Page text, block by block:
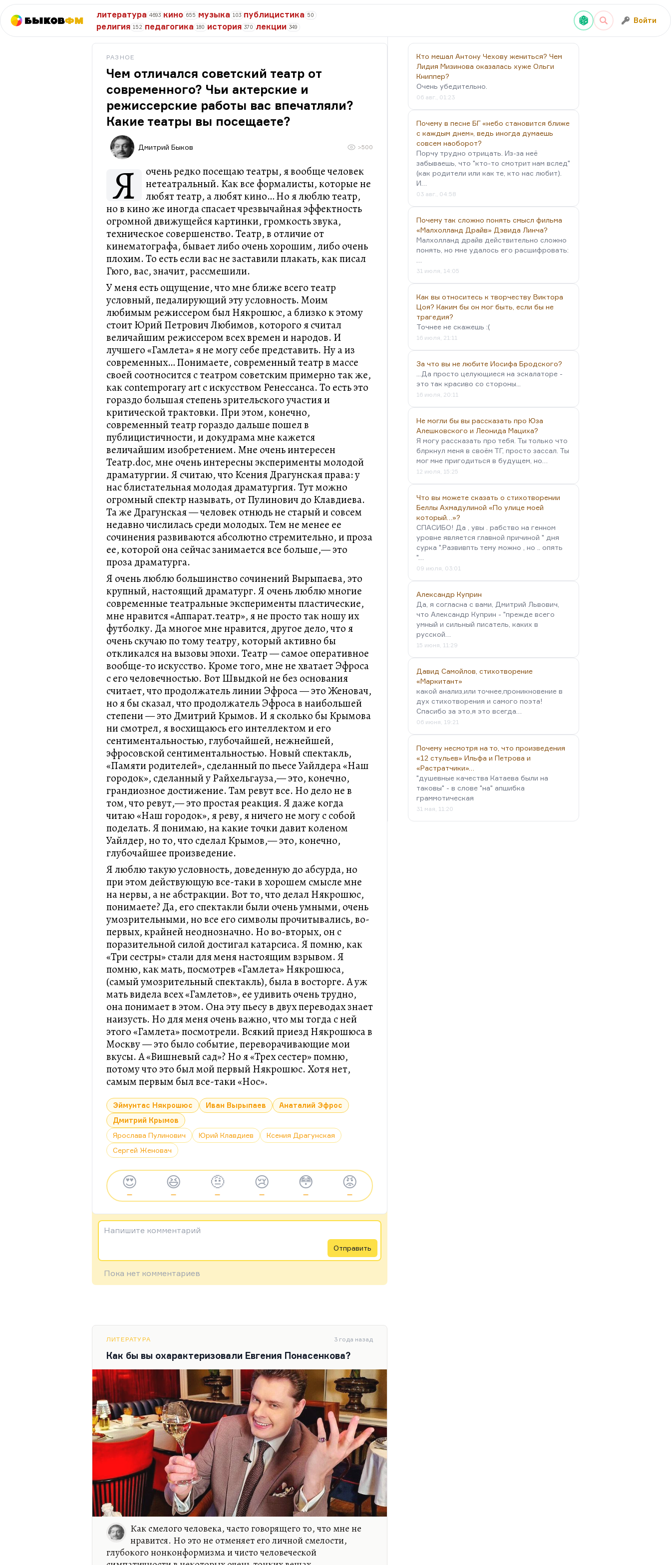
БыковФМ
литература 4693 кино 655 музыка 103 публицистика 50
религия 152 педагогика 180 история 370 лекции 349
Войти
РАЗНОЕ
Чем отличался советский театр от
современного? Чьи актерские и
режиссерские работы вас впечатляли?
Какие театры вы посещаете?
Дмитрий Быков >500
Я
очень редко посещаю театры, я вообще человек
нетеатральный. Как все формалисты, которые не
любят театр, а любят кино… Но я люблю театр,
но в кино же иногда спасает чрезвычайная эффектность
огромной движущейся картинки, громкость звука,
техническое совершенство. Театр, в отличие от
кинематографа, бывает либо очень хорошим, либо очень
плохим. То есть если вас не заставили плакать, как писал
Гюго, вас, значит, рассмешили.
У меня есть ощущение, что мне ближе всего театр
условный, педалирующий эту условность. Моим
любимым режиссером был Някрошюс, а близко к этому
стоит Юрий Петрович Любимов, которого я считал
величайшим режиссером всех времен и народов. И
лучшего «Гамлета» я не могу себе представить. Ну а из
современных… Понимаете, современный театр в массе
своей соотносится с театром советским примерно так же,
как contemporary art с искусством Ренессанса. То есть это
гораздо большая степень зрительского участия и
критической трактовки. При этом, конечно,
современный театр гораздо дальше пошел в
публицистичности, и докудрама мне кажется
величайшим изобретением. Мне очень интересен
Театр.doc, мне очень интересны эксперименты молодой
драматургии. Я считаю, что Ксения Драгунская права: у
нас блистательная молодая драматургия. Тут можно
огромный спектр называть, от Пулинович до Клавдиева.
Та же Драгунская — человек отнюдь не старый и совсем
недавно числилась среди молодых. Тем не менее ее
сочинения развиваются абсолютно стремительно, и проза
ее, которой она сейчас занимается все больше,— это
проза драматурга.
Я очень люблю большинство сочинений Вырыпаева, это
крупный, настоящий драматург. Я очень люблю многие
современные театральные эксперименты пластические,
мне нравится «Аппарат.театр», я не просто так ношу их
футболку. Да многое мне нравится, другое дело, что я
очень скучаю по тому театру, который активно бы
откликался на вызовы эпохи. Театр — самое оперативное
вообще-то искусство. Кроме того, мне не хватает Эфроса
с его человечностью. Вот Швыдкой не без основания
считает, что продолжатель линии Эфроса — это Женовач,
но я бы сказал, что продолжатель Эфроса в наибольшей
степени — это Дмитрий Крымов. И я сколько бы Крымова
ни смотрел, я восхищаюсь его интеллектом и его
сентиментальностью, глубочайшей, нежнейшей,
эфросовской сентиментальностью. Новый спектакль,
«Памяти родителей», сделанный по пьесе Уайлдера «Наш
городок», сделанный у Райхельгауза,— это, конечно,
грандиозное достижение. Там ревут все. Но дело не в
том, что ревут,— это простая реакция. Я даже когда
читаю «Наш городок», я реву, я ничего не могу с собой
поделать. Я понимаю, на какие точки давит коленом
Уайлдер, но то, что сделал Крымов,— это, конечно,
глубочайшее произведение.
Я люблю такую условность, доведенную до абсурда, но
при этом действующую все-таки в хорошем смысле мне
на нервы, а не абстракции. Вот то, что делал Някрошюс,
понимаете? Да, его спектакли были очень умными, очень
умозрительными, но все его символы прочитывались, во-
первых, крайней неоднозначно. Но во-вторых, он с
поразительной силой достигал катарсиса. Я помню, как
«Три сестры» стали для меня настоящим взрывом. Я
помню, как мать, посмотрев «Гамлета» Някрошюса,
(самый умозрительный спектакль), была в восторге. А уж
мать видела всех «Гамлетов», ее удивить очень трудно,
она понимает в этом. Она эту пьесу в двух переводах знает
наизусть. Но для меня очень важно, что мы тогда с ней
этого «Гамлета» посмотрели. Всякий приезд Някрошюса в
Москву — это было событие, переворачивающие мои
вкусы. А «Вишневый сад»? Но я «Трех сестер» помню,
потому что это был мой первый Някрошюс. Хотя нет,
самым первым был все-таки «Нос».
Эймунтас Някрошюс Иван Вырыпаев
Анаталий Эфрос
Дмитрий Крымов
Ярослава Пулинович
Юрий Клавдиев
Ксения Драгунская
Сергей Женовач
😍
—
😆
—
🤨
—
😢
—
😳
—
😡
—
Напишите комментарий
Отправить
Пока нет комментариев
ЛИТЕРАТУРА 3 года назад
Как бы вы охарактеризовали Евгения Понасенкова?
Как смелого человека, часто говорящего то, что мне не
нравится. Но это не отменяет его личной смелости,
глубокого нонконформизма и чисто человеческой
Кто мешал Антону Чехову жениться? Чем
Лидия Мизинова оказалась хуже Ольги
Книппер?
Очень убедительно.
06 авг., 01:23
Почему в песне БГ «небо становится ближе
с каждым днем», ведь иногда думаешь
совсем наоборот?
Порчу трудно отрицать. Из-за неё
забываешь, что "кто-то смотрит нам вслед"
(как родители или как те, кто нас любит).
И…
03 авг., 04:58
Почему так сложно понять смысл фильма
«Малхолланд Драйв» Дэвида Линча?
Малхолланд драйв действительно сложно
понять, но мне удалось его расшифровать:
31 июля, 14:05
Как вы относитесь к творчеству Виктора
Цоя? Каким бы он мог быть, если бы не
трагедия?
Точнее не скажешь :(
16 июля, 21:11
За что вы не любите Иосифа Бродского?
...Да просто целующиеся на эскалаторе -
это так красиво со стороны...
16 июля, 20:11
Не могли бы вы рассказать про Юза
Алешковского и Леонида Мациха?
Я могу рассказать про тебя. Ты только что
блркнул меня в своём ТГ, просто зассал. Ты
мог мне пригодиться в будущем, но…
12 июля, 15:25
Что вы можете сказать о стихотворении
Беллы Ахмадулиной «По улице моей
который…»?
СПАСИБО! Да , увы . рабство на генном
уровне является главной причиной " дня
сурка ".Развивпть тему можно , но .. опять
"…
09 июля, 03:01
Александр Куприн
Да, я согласна с вами, Дмитрий Львович,
что Александр Куприн - "прежде всего
умный и сильный писатель, каких в
русской…
15 июня, 11:29
Давид Самойлов, стихотворение
«Маркитант»
какой анализ,или точнее,проникновение в
дух стихотворения и самого поэта!
Спасибо за это,я это всегда…
06 июня, 19:21
Почему несмотря на то, что произведения
«12 стульев» Ильфа и Петрова и
«Растратчики»…
"душевные качества Катаева были на
таковы" - в слове "на" апшибка
граммотическая
31 мая, 11:20